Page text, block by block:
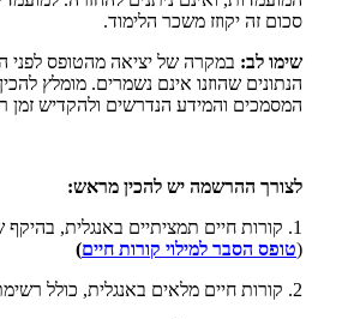
סכום זה יקוזז משכר הלימוד.
שימו לב: במקרה של יציאה מהטופס לפני
הנתונים שהוזנו אינם נשמרים. מומלץ
המסמכים והמידע הנדרשים ולהקדיש זמן
לצורך ההרשמה יש להכין מראש:
(טופס הסבר למילוי קורות חיים)
2. קורות חיים מלאים באנגלית, כולל רשימת פרסומים.